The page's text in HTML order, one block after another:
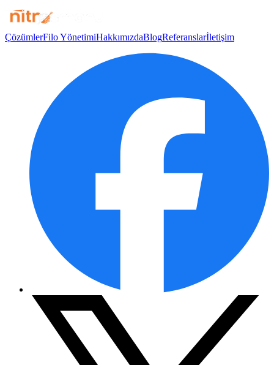
ÇözümlerFilo YönetimiHakkımızdaBlogReferanslarİletişim